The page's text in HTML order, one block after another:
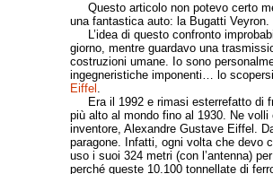
Questo articolo non potevo certo
una fantastica auto: la Bugatti Veyron.
L’idea di questo confronto
giorno, mentre guardavo una
costruzioni umane. Io sono
ingegneristiche imponenti… lo
Eiffel .
Era il 1992 e rimasi esterrefatto di
più alto al mondo fino al 1930. Ne
inventore, Alexandre Gustave Eiffel.
paragone. Infatti, ogni volta che devo
uso i suoi 324 metri (con l’antenna)
perché queste 10.100 tonnellate di